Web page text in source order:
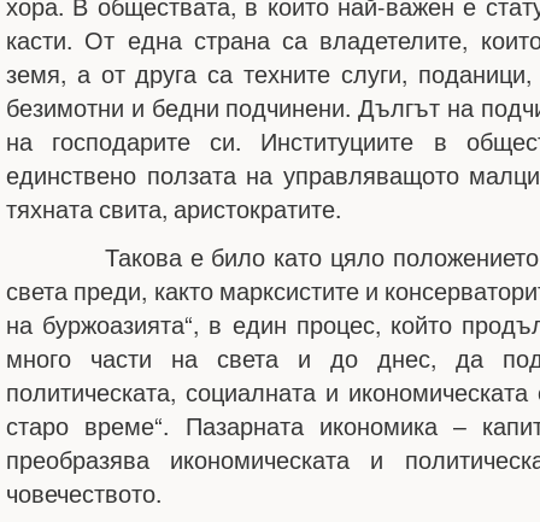
касти. От една страна са владетелите,
земя, а от друга са техните слуги,
безимотни и бедни подчинени. Дългът на
на господарите си. Институциите в
единствено ползата на управляващото
тяхната свита, аристократите.
Такова е било като цяло положението
света преди, както марксистите и
на буржоазията“, в един процес, който
много части на света и до днес, да
политическата, социалната и
старо време“. Пазарната икономика –
преобразява икономическата и
човечеството.